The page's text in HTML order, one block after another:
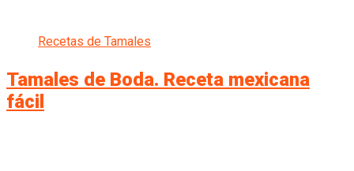
Recetas de Tamales
Tamales de Boda. Receta mexicana
fácil